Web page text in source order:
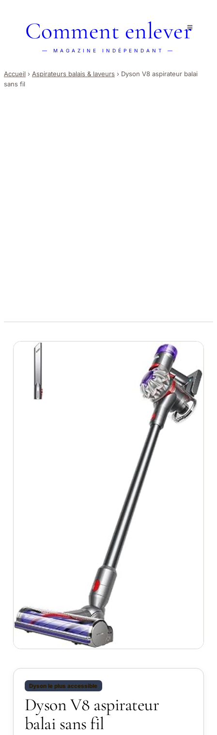
Comment enlever
— MAGAZINE INDÉPENDANT —
Accueil › Aspirateurs balais & laveurs › Dyson V8 aspirateur balai
sans fil
Dyson le plus accessible
Dyson V8 aspirateur
balai sans fil